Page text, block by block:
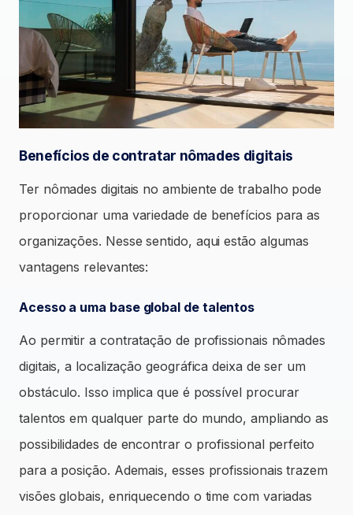
Benefícios de contratar nômades digitais
Ter nômades digitais no ambiente de trabalho pode
proporcionar uma variedade de benefícios para as
organizações. Nesse sentido, aqui estão algumas
vantagens relevantes:
Acesso a uma base global de talentos
Ao permitir a contratação de profissionais nômades
digitais, a localização geográfica deixa de ser um
obstáculo. Isso implica que é possível procurar
talentos em qualquer parte do mundo, ampliando as
possibilidades de encontrar o profissional perfeito
para a posição. Ademais, esses profissionais trazem
visões globais, enriquecendo o time com variadas